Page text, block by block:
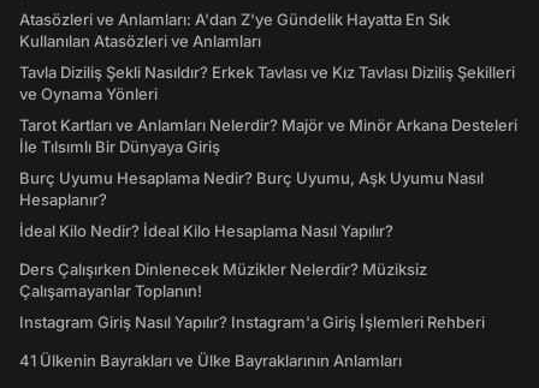
Atasözleri ve Anlamları: A'dan Z'ye Gündelik Hayatta En Sık
Kullanılan Atasözleri ve Anlamları
Tavla Diziliş Şekli Nasıldır? Erkek Tavlası ve Kız Tavlası Diziliş Şekilleri
ve Oynama Yönleri
Tarot Kartları ve Anlamları Nelerdir? Majör ve Minör Arkana Desteleri
İle Tılsımlı Bir Dünyaya Giriş
Burç Uyumu Hesaplama Nedir? Burç Uyumu, Aşk Uyumu Nasıl
Hesaplanır?
İdeal Kilo Nedir? İdeal Kilo Hesaplama Nasıl Yapılır?
Ders Çalışırken Dinlenecek Müzikler Nelerdir? Müziksiz
Çalışamayanlar Toplanın!
Instagram Giriş Nasıl Yapılır? Instagram'a Giriş İşlemleri Rehberi
41 Ülkenin Bayrakları ve Ülke Bayraklarının Anlamları